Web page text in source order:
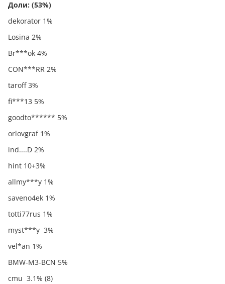
Доли: (53%)
dekorator 1%
Losina 2%
Br***ok 4%
CON***RR 2%
taroff 3%
fi***13 5%
goodto****** 5%
orlovgraf 1%
ind....D 2%
hint 10+3%
allmy***y 1%
saveno4ek 1%
totti77rus 1%
myst***y 3%
vel*an 1%
BMW-M3-BCN 5%
cmu 3.1% (8)